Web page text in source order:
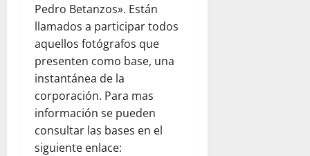
Pedro Betanzos». Están
llamados a participar todos
aquellos fotógrafos que
presenten como base, una
instantánea de la
corporación. Para mas
información se pueden
consultar las bases en el
siguiente enlace: